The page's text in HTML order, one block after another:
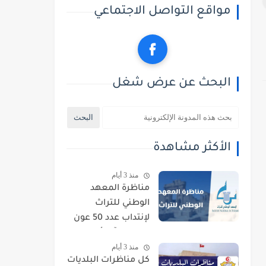
مواقع التواصل الاجتماعي
البحث عن عرض شغل
الأكثر مشاهدة
منذ 3 أيام
مناظرة المعهد
الوطني للتراث
لإنتداب عدد 50 عون
2026
منذ 3 أيام
كل مناظرات البلديات